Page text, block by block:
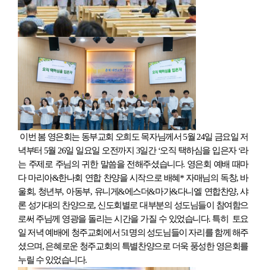
이번 봄 영은회는 동부교회 오희도 목자님께서 5월 24일 금요일 저
녁부터 5월 26일 일요일 오전까지 3일간 ‘오직 택하심을 입은자 ‘라
는 주제로 주님의 귀한 말씀을 전해주셨습니다. 영은회 예배 때마
다 마리아&한나회 연합 찬양을 시작으로 배혜* 자매님의 독창, 바
울회, 청년부, 아동부, 유니게&에스더&마가&다니엘 연합찬양, 샤
론 성가대의 찬양으로, 신도회별로 대부분의 성도님들이 참여함으
로써 주님께 영광을 돌리는 시간을 가질 수 있었습니다. 특히 토요
일 저녁 예배에 청주교회에서 51명의 성도님들이 자리를 함께 해주
셨으며, 은혜로운 청주교회의 특별찬양으로 더욱 풍성한 영은회를
누릴 수 있었습니다.